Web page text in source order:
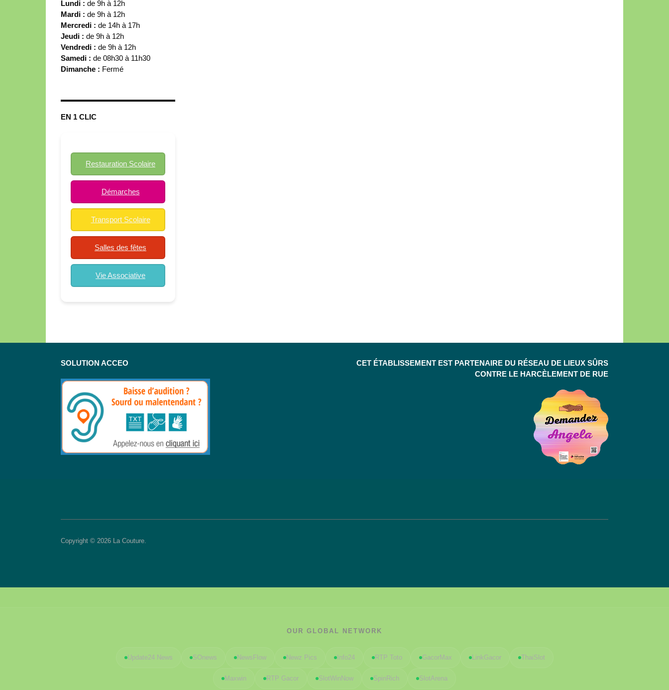
Lundi : de 9h à 12h
Mardi : de 9h à 12h
Mercredi : de 14h à 17h
Jeudi : de 9h à 12h
Vendredi : de 9h à 12h
Samedi : de 08h30 à 11h30
Dimanche : Fermé
EN 1 CLIC
Restauration Scolaire
Démarches
Transport Scolaire
Salles des fêtes
Vie Associative
SOLUTION ACCEO
CET ÉTABLISSEMENT EST PARTENAIRE DU RÉSEAU DE LIEUX SÛRS
CONTRE LE HARCÈLEMENT DE RUE
Copyright © 2026 La Couture.
OUR GLOBAL NETWORK
Update24 News SOnews NewsFlow Newz Pics Info24 RTP Toto GacorMax LinkGacor ThaiSlot
Maxwin RTP Gacor SlotWinNow SpinRich SlotArena